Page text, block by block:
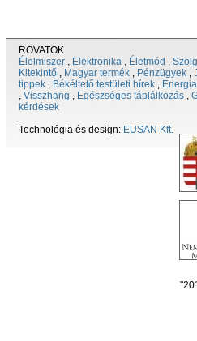
ROVATOK
Élelmiszer , Elektronika , Életmód ,
Kitekintő , Magyar termék , Pénzügyek ,
tippek , Békéltető testületi hírek ,
, Visszhang , Egészséges táplálkozás ,
kérdések
Technológia és design: EUSAN Kft.